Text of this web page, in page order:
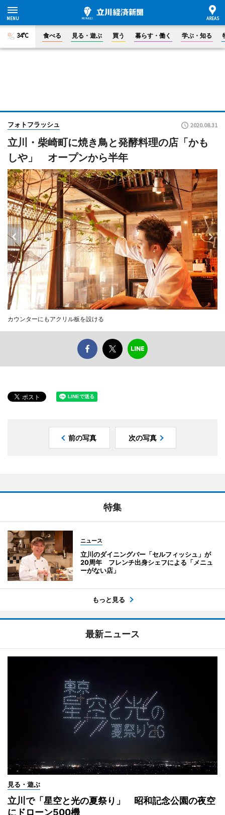
34°C 食べる 見る・遊ぶ 買う 暮らす・働く 学ぶ・知る
フォトフラッシュ 2020.08.31
立川・柴崎町に焼き鳥と発酵料理の店「かも
しや」 オープンから半年
カウンターにもアクリル板を設ける
前の写真 次の写真
特集
ニュース
立川のダイニングバー「セルフィッシュ」が
20周年 フレンチ出身シェフによる「メニュ
ーがない店」
もっと見る
最新ニュース
見る・遊ぶ
立川で「星空と光の夏祭り」 昭和記念公園の夜空
にドローン500機